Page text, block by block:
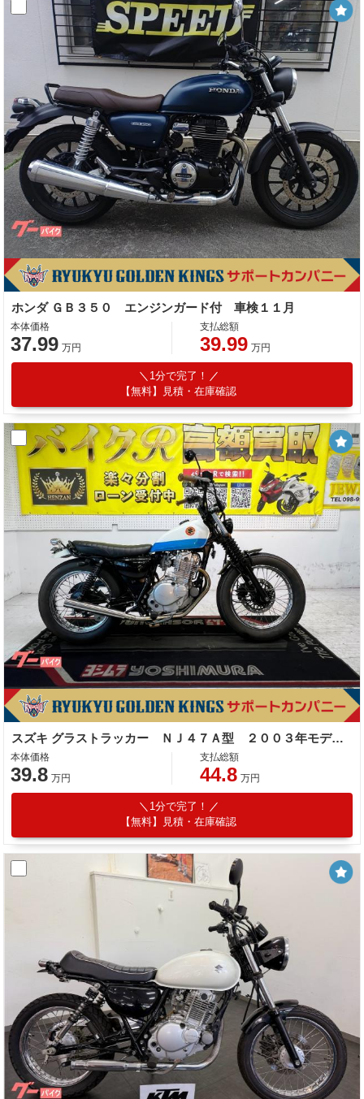
ホンダ ＧＢ３５０ エンジンガード付 車検１１月
本体価格
37.99 万円
支払総額
39.99 万円
1分で完了！
【無料】見積・在庫確認
スズキ グラストラッカー ＮＪ４７Ａ型 ２００３年モデル 社外Ｆフェンダー・テールランプ カスタム多数
本体価格
39.8 万円
支払総額
44.8 万円
1分で完了！
【無料】見積・在庫確認